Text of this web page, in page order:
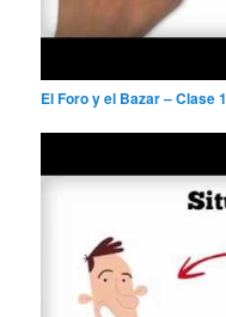
El Foro y el Bazar – Clase 1